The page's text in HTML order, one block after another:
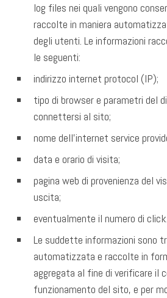
log files nei quali vengono
raccolte in maniera
degli utenti. Le informazioni
le seguenti:
indirizzo internet protocol (IP);
tipo di browser e parametri del
connettersi al sito;
nome dell’internet service
data e orario di visita;
pagina web di provenienza del
uscita;
eventualmente il numero di click.
Le suddette informazioni sono
automatizzata e raccolte in
aggregata al fine di verificare il
funzionamento del sito, e per